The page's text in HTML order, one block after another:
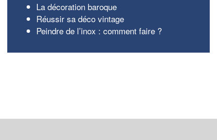
La décoration baroque
Réussir sa déco vintage
Peindre de l’inox : comment faire ?